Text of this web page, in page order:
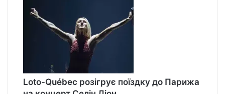
Loto-Québec розігрує поїздку до Парижа